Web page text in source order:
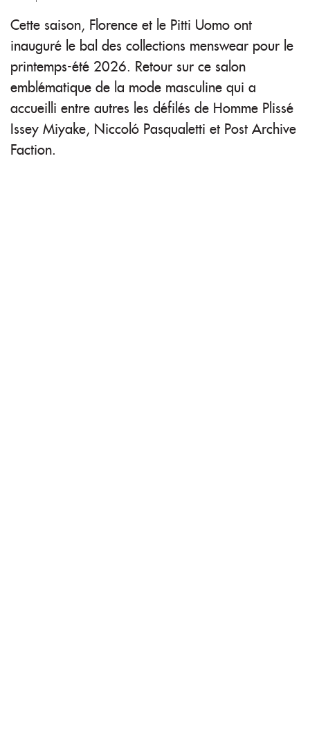
Cette saison, Florence et le Pitti Uomo ont
inauguré le bal des collections menswear pour le
printemps-été 2026. Retour sur ce salon
emblématique de la mode masculine qui a
accueilli entre autres les défilés de Homme Plissé
Issey Miyake, Niccoló Pasqualetti et Post Archive
Faction.